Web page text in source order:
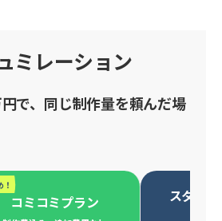
ミレーション
で、同じ制作量を頼んだ場
コミコミプラン スタン